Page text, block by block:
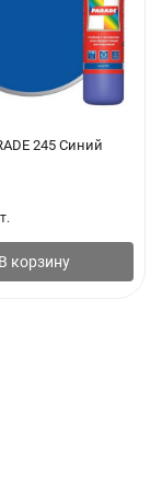
(штукатурка,
участке,
нанесением
245 Синий
В корзину